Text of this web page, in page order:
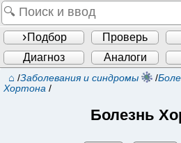
Подбор Проверь
Диагноз
Аналоги
⌂ /Заболевания и синдромы /
Хортона/
Болезнь